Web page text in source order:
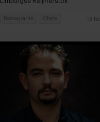
13
Restaurants Chefs